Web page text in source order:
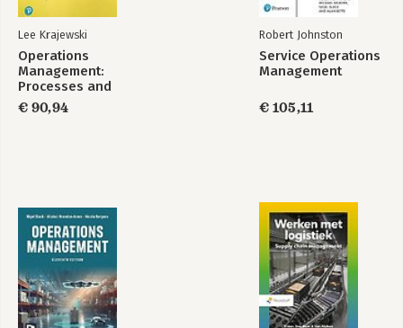
Lee Krajewski
Operations
Management:
Processes and
Supply Chains,
Global Edition
€ 90,94
Robert Johnston
Service Operations
Management
€ 105,11